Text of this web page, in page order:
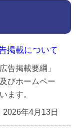
掲載について
告掲載要綱」
びホームペー
ます。
2026年4月13日